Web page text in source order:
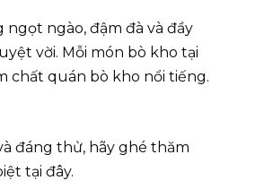
ngào, đậm đà và đầy
vời. Mỗi món bò kho tại
chất quán bò kho nổi tiếng.
đáng thử, hãy ghé thăm
tại đây.